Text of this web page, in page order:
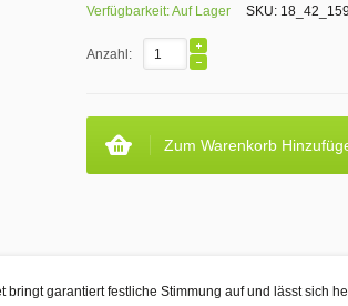
Verfügbarkeit:Auf Lager SKU: 18_42_159
Anzahl:
Zum Warenkorb
garantiert festliche Stimmung auf und lässt sich